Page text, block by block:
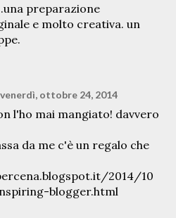
preparazione
e molto creativa. un
venerdì, ottobre 24, 2014
l'ho mai mangiato! davvero
da me c'è un regalo che
2014/10
blogger.html